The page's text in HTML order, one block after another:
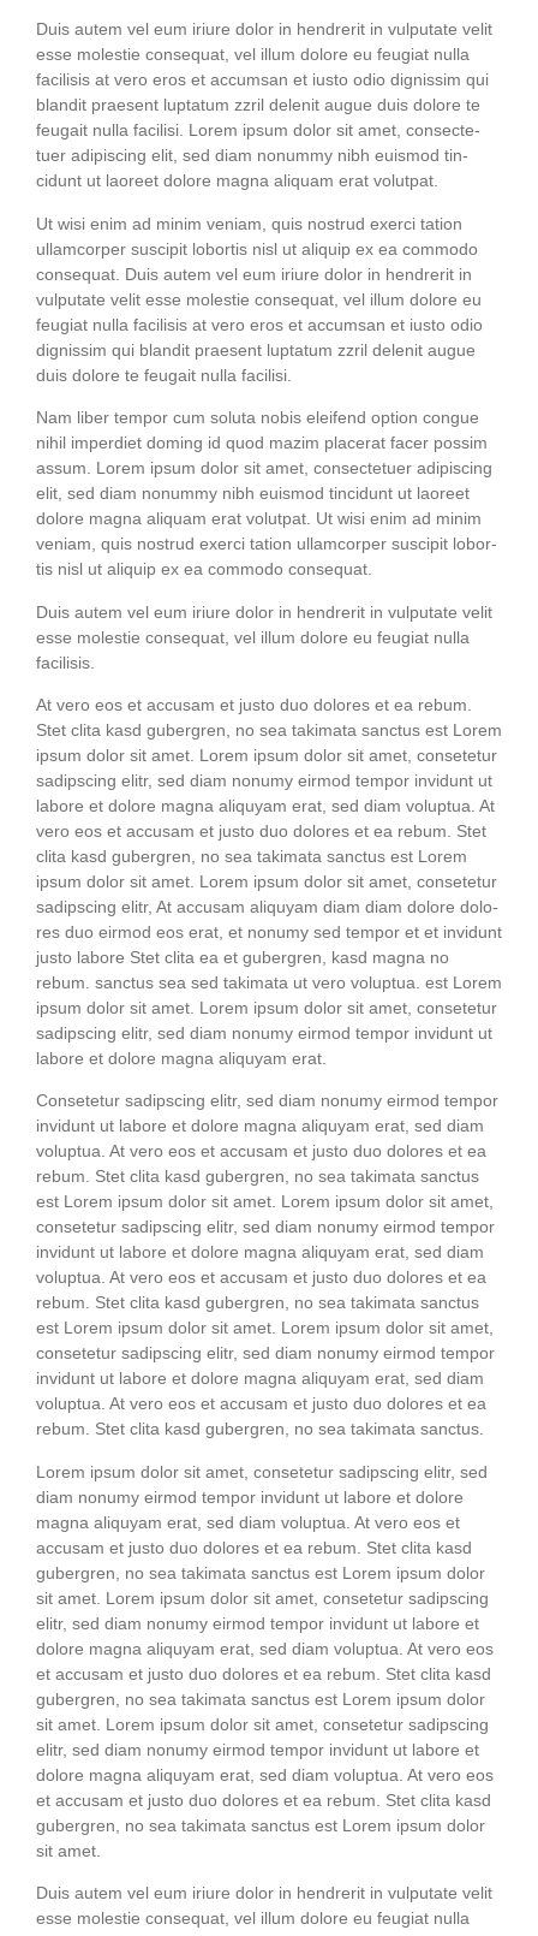
Duis autem vel eum iri­ure dolor in hendre­rit in vul­pu­ta­te velit
esse moles­tie con­se­quat, vel illum dolo­re eu feu­gi­at nulla
faci­li­sis at vero eros et accum­san et ius­to odio dig­nis­sim qui
blan­dit prae­sent lupt­a­tum zzril dele­nit augue duis dolo­re te
feu­gait nulla faci­li­si. Lorem ipsum dolor sit amet, con­sec­te­
tuer adi­pi­scing elit, sed diam nonum­my nibh euis­mod tin­
cidunt ut lao­reet dolo­re magna ali­quam erat volutpat.
Ut wisi enim ad minim veniam, quis nostrud exer­ci tati­on
ullam­cor­per sus­ci­pit lob­or­tis nisl ut ali­quip ex ea com­mo­do
con­se­quat. Duis autem vel eum iri­ure dolor in hendre­rit in
vul­pu­ta­te velit esse moles­tie con­se­quat, vel illum dolo­re eu
feu­gi­at nulla faci­li­sis at vero eros et accum­san et ius­to odio
dig­nis­sim qui blan­dit prae­sent lupt­a­tum zzril dele­nit augue
duis dolo­re te feu­gait nulla facilisi.
Nam liber tem­por cum solu­ta nobis eleifend opti­on con­gue
nihil imper­diet dom­ing id quod mazim pla­ce­rat facer possim
assum. Lorem ipsum dolor sit amet, con­sec­te­tuer adi­pi­scing
elit, sed diam nonum­my nibh euis­mod tin­cidunt ut lao­reet
dolo­re magna ali­quam erat volut­pat. Ut wisi enim ad minim
veniam, quis nostrud exer­ci tati­on ullam­cor­per sus­ci­pit lob­or­
tis nisl ut ali­quip ex ea com­mo­do consequat.
Duis autem vel eum iri­ure dolor in hendre­rit in vul­pu­ta­te velit
esse moles­tie con­se­quat, vel illum dolo­re eu feu­gi­at nulla
facilisis.
At vero eos et accu­sam et jus­to duo dolo­res et ea rebum.
Stet cli­ta kasd guber­gren, no sea taki­ma­ta sanc­tus est Lorem
ipsum dolor sit amet. Lorem ipsum dolor sit amet, con­sete­tur
sadipscing elitr, sed diam nonumy eirm­od tem­por invidunt ut
labo­re et dolo­re magna ali­quyam erat, sed diam volup­tua. At
vero eos et accu­sam et jus­to duo dolo­res et ea rebum. Stet
cli­ta kasd guber­gren, no sea taki­ma­ta sanc­tus est Lorem
ipsum dolor sit amet. Lorem ipsum dolor sit amet, con­sete­tur
sadipscing elitr, At accu­sam ali­quyam diam diam dolo­re dolo­
res duo eirm­od eos erat, et nonumy sed tem­por et et invidunt
jus­to labo­re Stet cli­ta ea et guber­gren, kasd magna no
rebum. sanc­tus sea sed taki­ma­ta ut vero volup­tua. est Lorem
ipsum dolor sit amet. Lorem ipsum dolor sit amet, con­sete­tur
sadipscing elitr, sed diam nonumy eirm­od tem­por invidunt ut
labo­re et dolo­re magna ali­quyam erat.
Con­sete­tur sadipscing elitr, sed diam nonumy eirm­od tem­por
invidunt ut labo­re et dolo­re magna ali­quyam erat, sed diam
volup­tua. At vero eos et accu­sam et jus­to duo dolo­res et ea
rebum. Stet cli­ta kasd guber­gren, no sea taki­ma­ta sanc­tus
est Lorem ipsum dolor sit amet. Lorem ipsum dolor sit amet,
con­sete­tur sadipscing elitr, sed diam nonumy eirm­od tem­por
invidunt ut labo­re et dolo­re magna ali­quyam erat, sed diam
volup­tua. At vero eos et accu­sam et jus­to duo dolo­res et ea
rebum. Stet cli­ta kasd guber­gren, no sea taki­ma­ta sanc­tus
est Lorem ipsum dolor sit amet. Lorem ipsum dolor sit amet,
con­sete­tur sadipscing elitr, sed diam nonumy eirm­od tem­por
invidunt ut labo­re et dolo­re magna ali­quyam erat, sed diam
volup­tua. At vero eos et accu­sam et jus­to duo dolo­res et ea
rebum. Stet cli­ta kasd guber­gren, no sea taki­ma­ta sanctus.
Lorem ipsum dolor sit amet, con­sete­tur sadipscing elitr, sed
diam nonumy eirm­od tem­por invidunt ut labo­re et dolo­re
magna ali­quyam erat, sed diam volup­tua. At vero eos et
accu­sam et jus­to duo dolo­res et ea rebum. Stet cli­ta kasd
guber­gren, no sea taki­ma­ta sanc­tus est Lorem ipsum dolor
sit amet. Lorem ipsum dolor sit amet, con­sete­tur sadipscing
elitr, sed diam nonumy eirm­od tem­por invidunt ut labo­re et
dolo­re magna ali­quyam erat, sed diam volup­tua. At vero eos
et accu­sam et jus­to duo dolo­res et ea rebum. Stet cli­ta kasd
guber­gren, no sea taki­ma­ta sanc­tus est Lorem ipsum dolor
sit amet. Lorem ipsum dolor sit amet, con­sete­tur sadipscing
elitr, sed diam nonumy eirm­od tem­por invidunt ut labo­re et
dolo­re magna ali­quyam erat, sed diam volup­tua. At vero eos
et accu­sam et jus­to duo dolo­res et ea rebum. Stet cli­ta kasd
guber­gren, no sea taki­ma­ta sanc­tus est Lorem ipsum dolor
sit amet.
Duis autem vel eum iri­ure dolor in hendre­rit in vul­pu­ta­te velit
esse moles­tie con­se­quat, vel illum dolo­re eu feu­gi­at nulla